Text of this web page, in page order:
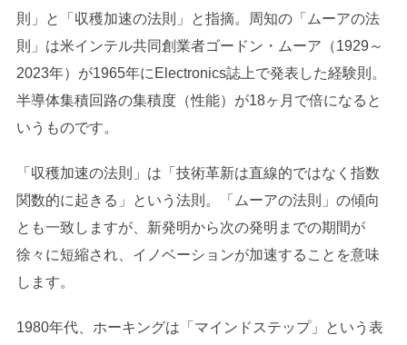
則」と「収穫加速の法則」と指摘。周知の「ムーアの法
則」は米インテル共同創業者ゴードン・ムーア（1929～
2023年）が1965年にElectronics誌上で発表した経験則。
半導体集積回路の集積度（性能）が18ヶ月で倍になると
いうものです。
「収穫加速の法則」は「技術革新は直線的ではなく指数
関数的に起きる」という法則。「ムーアの法則」の傾向
とも一致しますが、新発明から次の発明までの期間が
徐々に短縮され、イノベーションが加速することを意味
します。
1980年代、ホーキングは「マインドステップ」という表